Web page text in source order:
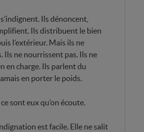
Ils dénoncent,
Ils distribuent le bien
l’extérieur. Mais ils ne
Ils ne nourrissent pas. Ils ne
en charge. Ils parlent du
en porter le poids.
sont eux qu’on écoute.
est facile. Elle ne salit